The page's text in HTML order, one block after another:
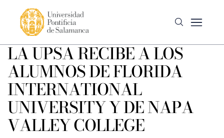
LA UPSA RECIBE A LOS
ALUMNOS DE FLORIDA
INTERNATIONAL
UNIVERSITY Y DE NAPA
VALLEY COLLEGE